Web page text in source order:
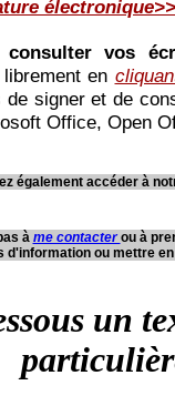
électronique>>
vos
en
de signer et de
Office, Open
également accéder à
à me contacterou à
d'information ou mettre
un